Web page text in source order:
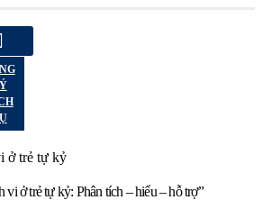
ở trẻ tự kỷ: Phân tích – hiểu – hỗ trợ”